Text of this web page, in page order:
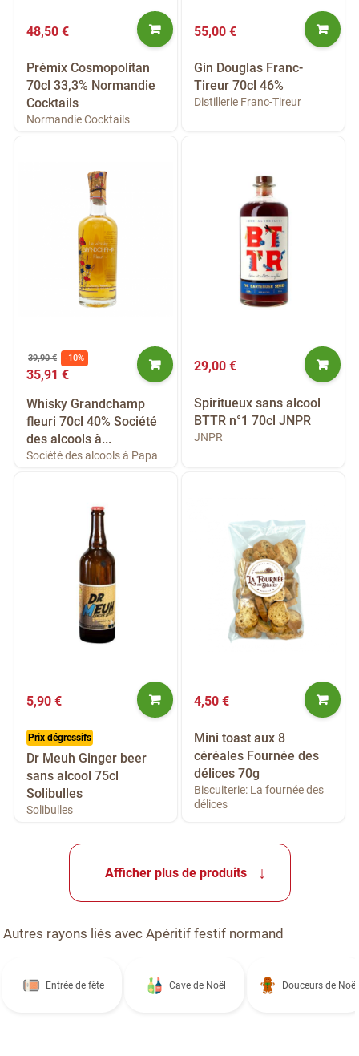
48,50 €
Prémix Cosmopolitan
70cl 33,3% Normandie
Cocktails
Normandie Cocktails
55,00 €
Gin Douglas Franc-
Tireur 70cl 46%
Distillerie Franc-Tireur
35,91 €
39,90 € -10%
Whisky Grandchamp
fleuri 70cl 40% Société
des alcools à...
Société des alcools à Papa
29,00 €
Spiritueux sans alcool
BTTR n°1 70cl JNPR
JNPR
5,90 €
Prix dégressifs
Dr Meuh Ginger beer
sans alcool 75cl
Solibulles
Solibulles
4,50 €
Mini toast aux 8
céréales Fournée des
délices 70g
Biscuiterie: La fournée des
délices
Afficher plus de produits
Autres rayons liés avec Apéritif festif normand
Entrée de fête Cave de Noël Douceurs de Noël